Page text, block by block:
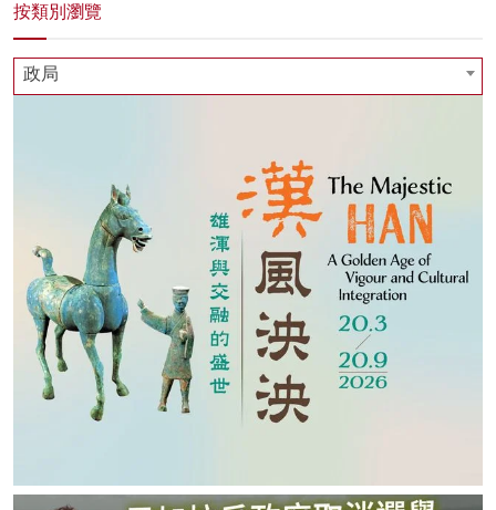
商業
科技
灼見活動
關於我們
按類別瀏覽
政局